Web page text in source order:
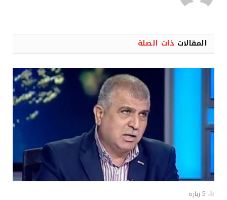
المقالات ذات الصلة
5 زيارة